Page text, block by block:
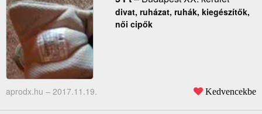
divat, ruházat, ruhák, kiegészítők,
női cipők
aprodx.hu – 2017.11.19. Kedvencekbe